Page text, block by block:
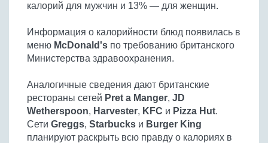
калорий для мужчин и 13% — для женщин.
Информация о калорийности блюд появилась в
меню McDonald's по требованию британского
Министерства здравоохранения.
Аналогичные сведения дают британские
рестораны сетей Pret a Manger, JD
Wetherspoon, Harvester, KFC и Pizza Hut.
Сети Greggs, Starbucks и Burger King
планируют раскрыть всю правду о калориях в